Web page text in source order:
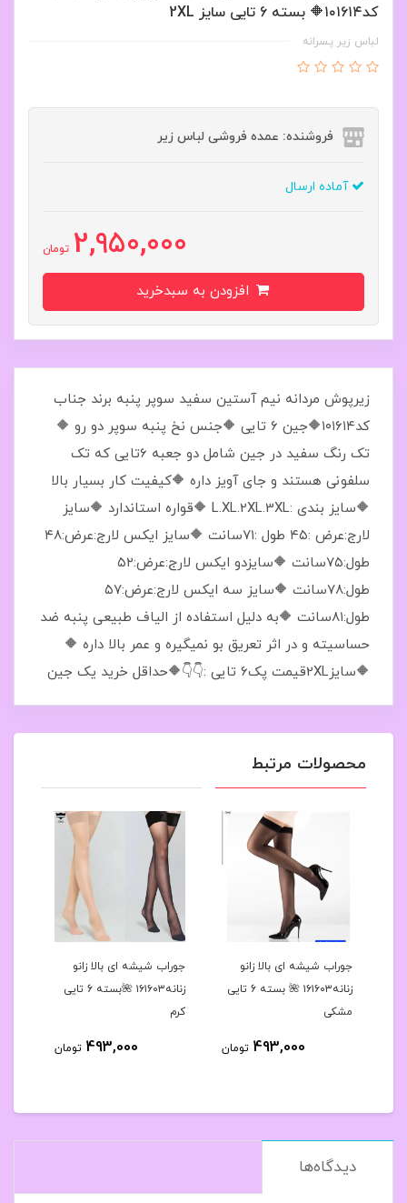
کد۱۰۱۶۱۴🔶 بسته 6 تایی سایز 2XL
لباس زیر پسرانه
فروشنده: عمده فروشی لباس زیر
آماده ارسال
2,950,000 تومان
زیرپوش مردانه نیم آستین سفید سوپر پنبه برند جناب
کد۱۰۱۶۱۴🔶جین ۶ تایی 🔶️جنس نخ پنبه سوپر دو رو 🔶
تک رنگ سفید در جین شامل دو جعبه 6تایی که تک
سلفونی هستند و جای آویز داره 🔶کیفیت کار بسیار بالا
🔶سایز بندی :L.XL.2XL.3XL 🔶️قواره استاندارد 🔶️سایز
لارج:عرض :۴۵ طول :۷۱سانت 🔶️سایز ایکس لارج:عرض:۴۸
طول:۷۵سانت 🔶️سایزدو ایکس لارج:عرض:۵۲
طول:۷۸سانت 🔶️سایز سه ایکس لارج:عرض:۵۷
طول:۸۱سانت 🔶️به دلیل استفاده از الیاف طبیعی پنبه ضد
حساسیته و در اثر تعریق بو نمیگیره و عمر بالا داره 🔶️
🔶️سایز2XLقیمت پک۶ تایی :👇👇🔶حداقل خرید یک جین
محصولات مرتبط
جوراب شیشه ای بالا زانو
زنانه۱۶۱۶۰۳ 🌺 بسته 6 تایی
مشکی
493,000 تومان
جوراب شیشه ای بالا زانو
زنانه۱۶۱۶۰۳ 🌺بسته 6 تایی
کرم
493,000 تومان
دیدگاه‌ها